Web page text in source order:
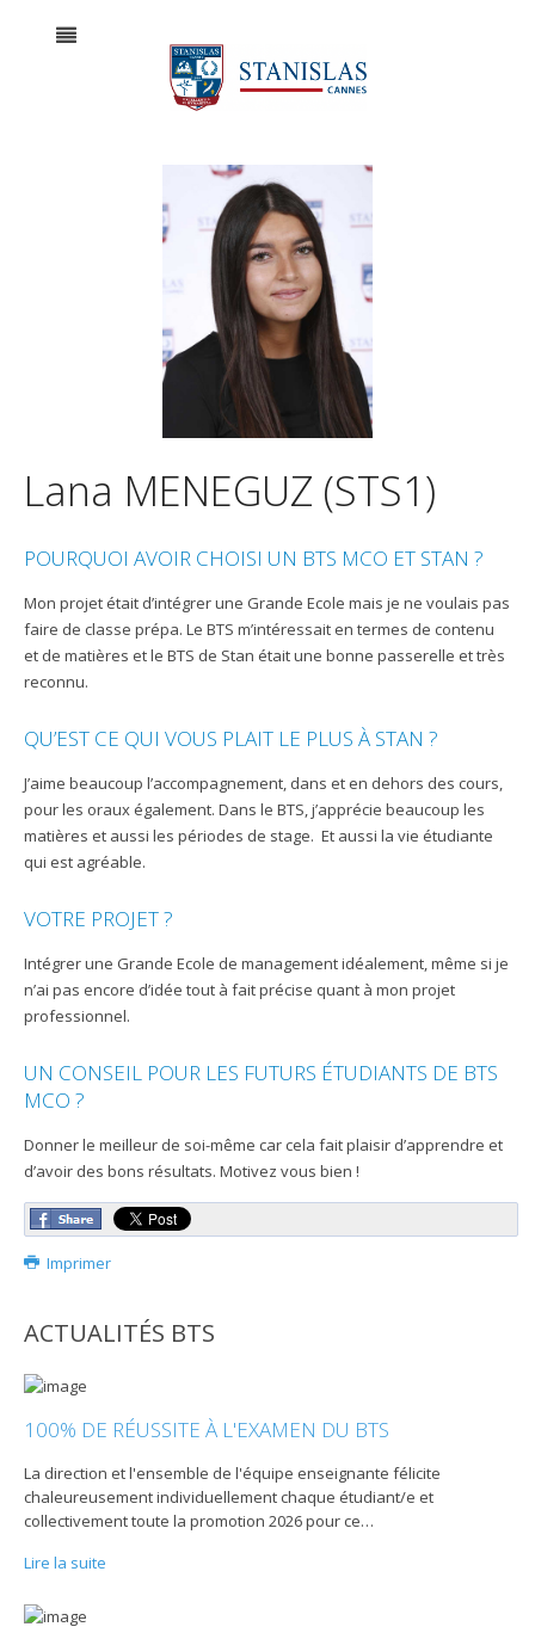
Lana MENEGUZ (STS1)
POURQUOI AVOIR CHOISI UN BTS MCO ET STAN ?
Mon projet était d’intégrer une Grande Ecole mais je ne voulais pas
faire de classe prépa. Le BTS m’intéressait en termes de contenu
et de matières et le BTS de Stan était une bonne passerelle et très
reconnu.
QU’EST CE QUI VOUS PLAIT LE PLUS À STAN ?
J’aime beaucoup l’accompagnement, dans et en dehors des cours,
pour les oraux également. Dans le BTS, j’apprécie beaucoup les
matières et aussi les périodes de stage. Et aussi la vie étudiante
qui est agréable.
VOTRE PROJET ?
Intégrer une Grande Ecole de management idéalement, même si je
n’ai pas encore d’idée tout à fait précise quant à mon projet
professionnel.
UN CONSEIL POUR LES FUTURS ÉTUDIANTS DE BTS
MCO ?
Donner le meilleur de soi-même car cela fait plaisir d’apprendre et
d’avoir des bons résultats. Motivez vous bien !
Imprimer
ACTUALITÉS BTS
100% DE RÉUSSITE À L'EXAMEN DU BTS
La direction et l'ensemble de l'équipe enseignante félicite
chaleureusement individuellement chaque étudiant/e et
collectivement toute la promotion 2026 pour ce…
Lire la suite